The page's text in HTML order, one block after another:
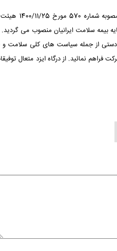
در حکم ناصحی به صادقی آمده است: «با عنایت به تعهد، دانش و
بیمه سلامت ایرانیان منصوب می گردید.
دستی از جمله سیاست های کلی سلامت و
نمائید. از درگاه ایزد متعال